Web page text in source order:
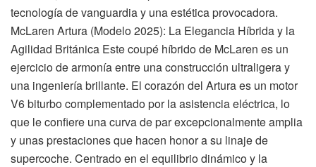
tecnología de vanguardia y una estética provocadora.
McLaren Artura (Modelo 2025): La Elegancia Híbrida y la
Agilidad Británica Este coupé híbrido de McLaren es un
ejercicio de armonía entre una construcción ultraligera y
una ingeniería brillante. El corazón del Artura es un motor
V6 biturbo complementado por la asistencia eléctrica, lo
que le confiere una curva de par excepcionalmente amplia
y unas prestaciones que hacen honor a su linaje de
supercoche. Centrado en el equilibrio dinámico y la